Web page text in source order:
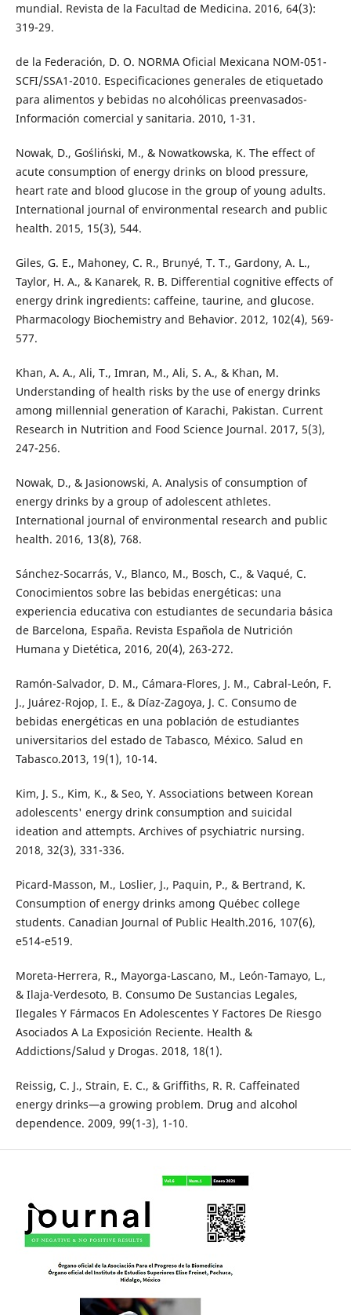
mundial. Revista de la Facultad de Medicina. 2016, 64(3):
319-29.
de la Federación, D. O. NORMA Oficial Mexicana NOM-051-
SCFI/SSA1-2010. Especificaciones generales de etiquetado
para alimentos y bebidas no alcohólicas preenvasados-
Información comercial y sanitaria. 2010, 1-31.
Nowak, D., Gośliński, M., & Nowatkowska, K. The effect of
acute consumption of energy drinks on blood pressure,
heart rate and blood glucose in the group of young adults.
International journal of environmental research and public
health. 2015, 15(3), 544.
Giles, G. E., Mahoney, C. R., Brunyé, T. T., Gardony, A. L.,
Taylor, H. A., & Kanarek, R. B. Differential cognitive effects of
energy drink ingredients: caffeine, taurine, and glucose.
Pharmacology Biochemistry and Behavior. 2012, 102(4), 569-
577.
Khan, A. A., Ali, T., Imran, M., Ali, S. A., & Khan, M.
Understanding of health risks by the use of energy drinks
among millennial generation of Karachi, Pakistan. Current
Research in Nutrition and Food Science Journal. 2017, 5(3),
247-256.
Nowak, D., & Jasionowski, A. Analysis of consumption of
energy drinks by a group of adolescent athletes.
International journal of environmental research and public
health. 2016, 13(8), 768.
Sánchez-Socarrás, V., Blanco, M., Bosch, C., & Vaqué, C.
Conocimientos sobre las bebidas energéticas: una
experiencia educativa con estudiantes de secundaria básica
de Barcelona, España. Revista Española de Nutrición
Humana y Dietética, 2016, 20(4), 263-272.
Ramón-Salvador, D. M., Cámara-Flores, J. M., Cabral-León, F.
J., Juárez-Rojop, I. E., & Díaz-Zagoya, J. C. Consumo de
bebidas energéticas en una población de estudiantes
universitarios del estado de Tabasco, México. Salud en
Tabasco.2013, 19(1), 10-14.
Kim, J. S., Kim, K., & Seo, Y. Associations between Korean
adolescents' energy drink consumption and suicidal
ideation and attempts. Archives of psychiatric nursing.
2018, 32(3), 331-336.
Picard-Masson, M., Loslier, J., Paquin, P., & Bertrand, K.
Consumption of energy drinks among Québec college
students. Canadian Journal of Public Health.2016, 107(6),
e514-e519.
Moreta-Herrera, R., Mayorga-Lascano, M., León-Tamayo, L.,
& Ilaja-Verdesoto, B. Consumo De Sustancias Legales,
Ilegales Y Fármacos En Adolescentes Y Factores De Riesgo
Asociados A La Exposición Reciente. Health &
Addictions/Salud y Drogas. 2018, 18(1).
Reissig, C. J., Strain, E. C., & Griffiths, R. R. Caffeinated
energy drinks—a growing problem. Drug and alcohol
dependence. 2009, 99(1-3), 1-10.